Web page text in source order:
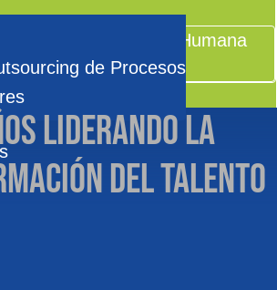
en Gestión Humana
de Procesos
liderando la
del talento